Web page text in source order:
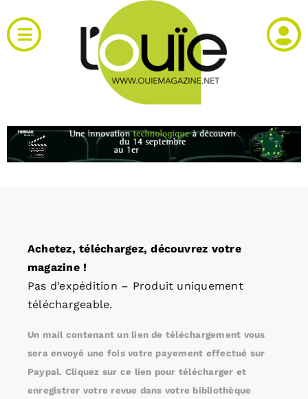
au
contenu
Toggle
Navigation
RH et emploi
Agenda
Kiosque
Achetez, téléchargez, découvrez votre
magazine !
Pas d’expédition – Produit uniquement
téléchargeable.
Un mail contenant un lien de téléchargement vous
sera envoyé une fois votre payement effectué sur
Paypal. Cliquez sur ce lien pour télécharger et
enregistrer votre revue dans votre bibliothèque